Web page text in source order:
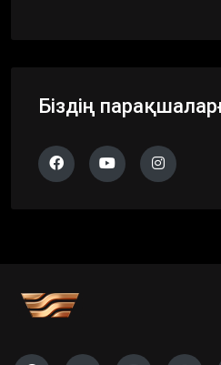
Біздің